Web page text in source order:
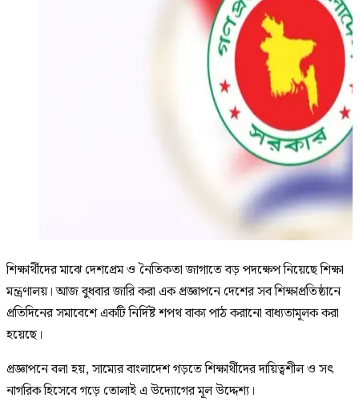
শিক্ষার্থীদের মাঝে দেশপ্রেম ও নৈতিকতা জাগাতে বড় পদক্ষেপ নিয়েছে শিক্ষা
মন্ত্রণালয়। আজ বুধবার জারি করা এক প্রজ্ঞাপনে দেশের সব শিক্ষাপ্রতিষ্ঠানে
প্রতিদিনের সমাবেশে একটি নির্দিষ্ট শপথ বাক্য পাঠ করানো বাধ্যতামূলক করা
হয়েছে।
প্রজ্ঞাপনে বলা হয়, সাম্যের বাংলাদেশ গড়তে শিক্ষার্থীদের দায়িত্বশীল ও সৎ
নাগরিক হিসেবে গড়ে তোলাই এ উদ্যোগের মূল উদ্দেশ্য।